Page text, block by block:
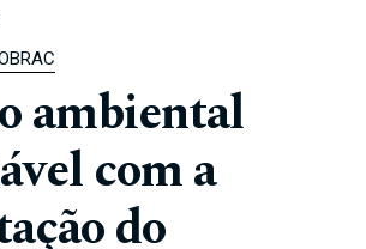
ambiental
com a
do